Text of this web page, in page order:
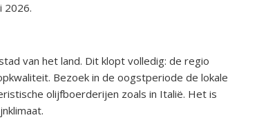
2026.
van het land. Dit klopt volledig: de regio
Bezoek in de oogstperiode de lokale
olijfboerderijen zoals in Italië. Het is